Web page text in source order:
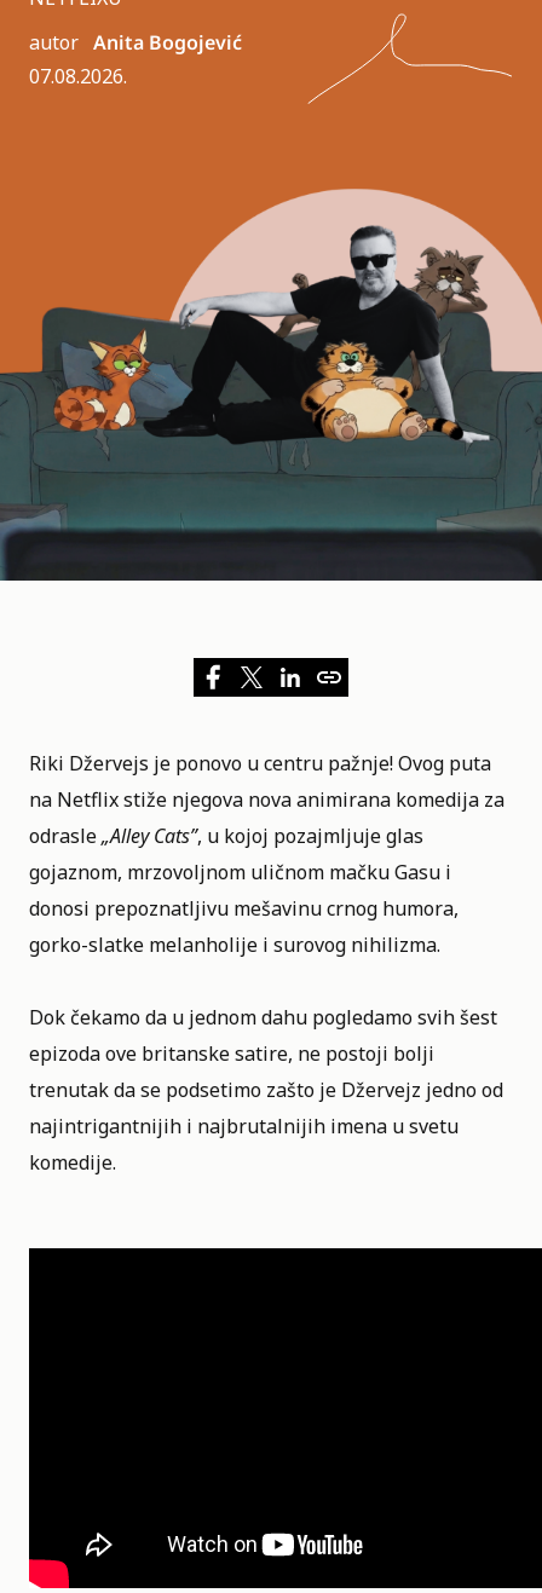
autor Anita Bogojević
07.08.2026.
Riki Džervejs je ponovo u centru pažnje! Ovog puta
na Netflixstiže njegova nova animirana komedija za
odrasle„Alley Cats”, u kojoj pozajmljuje glas
gojaznom, mrzovoljnom uličnom mačku Gasu i
donosi prepoznatljivu mešavinu crnog humora,
gorko-slatke melanholije i surovog nihilizma.
Dok čekamo da u jednom dahu pogledamo svih šest
epizoda ove britanske satire, ne postoji bolji
trenutak da se podsetimo zašto je Džervejz jedno od
najintrigantnijih i najbrutalnijih imena u svetu
komedije.